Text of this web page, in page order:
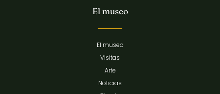
El museo
El museo
Visitas
Arte
Noticias